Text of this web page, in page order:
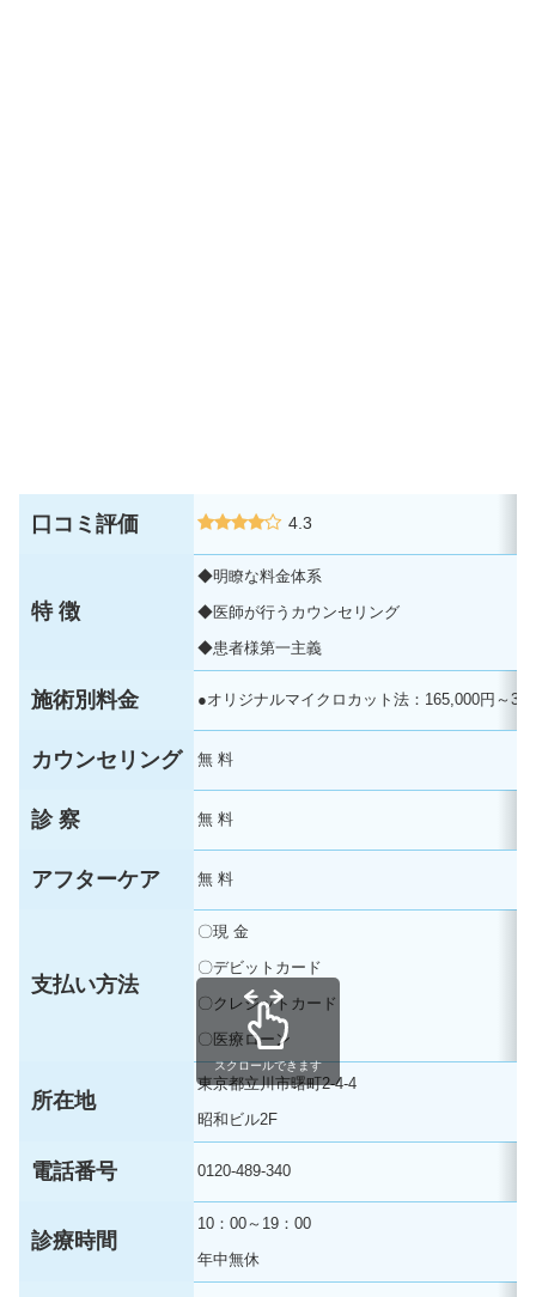
口コミ評価 4.3
特 徴
◆明瞭な料金体系
◆医師が行うカウンセリング
◆患者様第一主義
施術別料金 ●オリジナルマイクロカット法：165,000円～
カウンセリング 無 料
診 察 無 料
アフターケア 無 料
支払い方法
〇現 金
〇デビットカード
〇クレジットカード
〇医療ローン
所在地
東京都立川市曙町2-4-4
昭和ビル2F
電話番号 0120-489-340
診療時間
10：00～19：00
年中無休
スクロールできます